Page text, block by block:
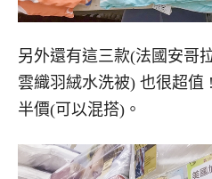
另外還有這三款(法國安哥
雲織羽絨水洗被) 也很超值
半價(可以混搭)。